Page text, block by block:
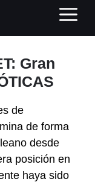
Gran
de
de forma
desde
posición en
haya sido